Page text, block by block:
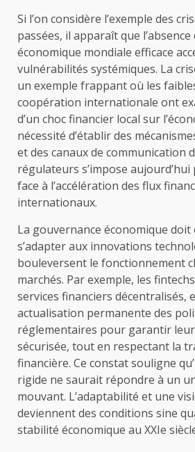
Si l’on considère l’exemple des
passées, il apparaît que
économique mondiale efficace
vulnérabilités systémiques. La
un exemple frappant où les
coopération internationale ont
d’un choc financier local sur
nécessité d’établir des
et des canaux de communication
régulateurs s’impose aujourd’hui
face à l’accélération des flux
internationaux.
La gouvernance économique
s’adapter aux innovations
bouleversent le fonctionnement
marchés. Par exemple, les
services financiers décentralisés,
actualisation permanente des
réglementaires pour garantir
sécurisée, tout en respectant la
financière. Ce constat souligne
rigide ne saurait répondre à un
mouvant. L’adaptabilité et une
deviennent des conditions sine
stabilité économique au XXIe